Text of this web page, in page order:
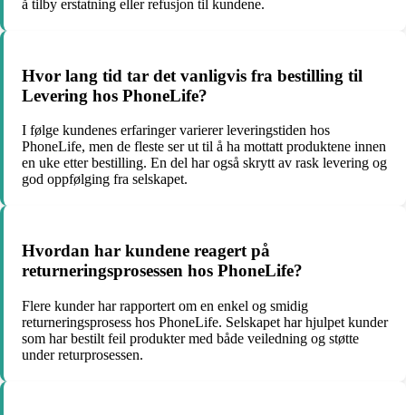
å tilby erstatning eller refusjon til kundene.
Hvor lang tid tar det vanligvis fra bestilling til
Levering hos PhoneLife?
I følge kundenes erfaringer varierer leveringstiden hos
PhoneLife, men de fleste ser ut til å ha mottatt produktene innen
en uke etter bestilling. En del har også skrytt av rask levering og
god oppfølging fra selskapet.
Hvordan har kundene reagert på
returneringsprosessen hos PhoneLife?
Flere kunder har rapportert om en enkel og smidig
returneringsprosess hos PhoneLife. Selskapet har hjulpet kunder
som har bestilt feil produkter med både veiledning og støtte
under returprosessen.